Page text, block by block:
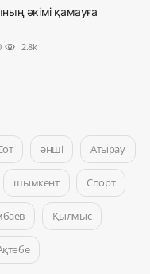
әкімі қамауға
visibility 2.8k
әнші Атырау
шымкент Спорт
Қылмыс